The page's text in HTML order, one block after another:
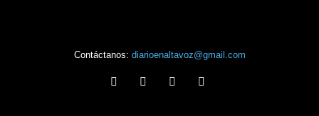
Contáctanos: diarioenaltavoz@gmail.com